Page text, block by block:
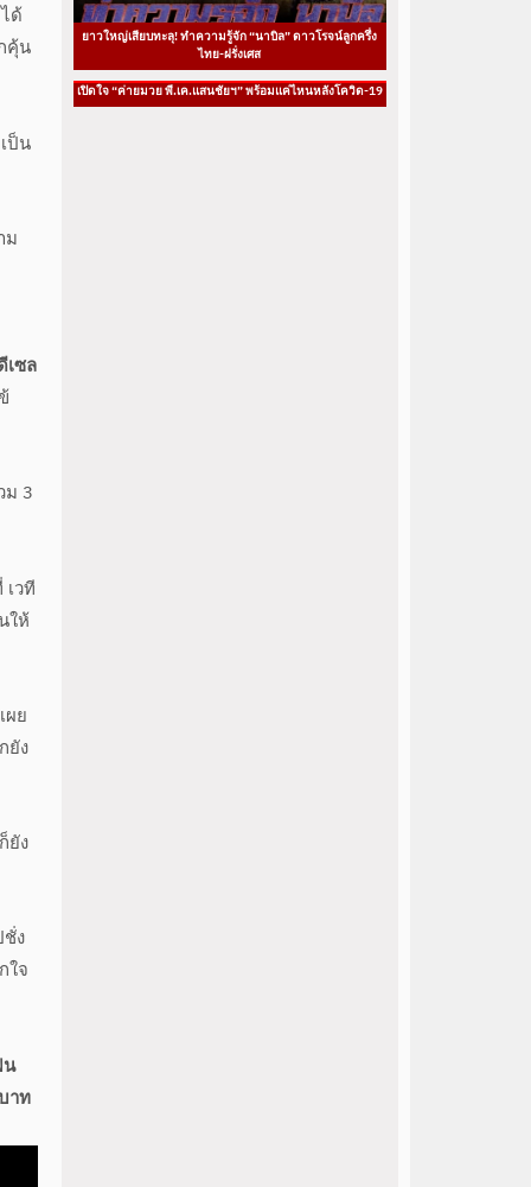
ด้
คุ้น
ป็น
ม
เซล
ม 3
วที
ให้
ย
ยัง
ยัง
ง
ใจ
าท
ยาวใหญ่เสียบทะลุ! ทำความรู้จัก “นาบิล” ดาวโรจน์ลูกครึ่ง
ไทย-ฝรั่งเศส
เปิดใจ “ค่ายมวย พี.เค.แสนชัยฯ” พร้อมแค่ไหนหลังโควิด-19